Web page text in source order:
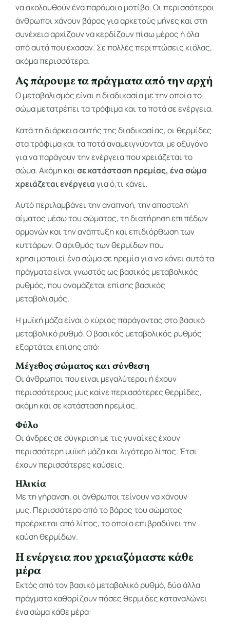
να ακολουθούν ένα παρόμοιο μοτίβο. Οι περισσότεροι
άνθρωποι χάνουν βάρος για αρκετούς μήνες και στη
συνέχεια αρχίζουν να κερδίζουν πίσω μέρος ή όλα
από αυτά που έχασαν. Σε πολλές περιπτώσεις κιόλας,
ακόμα περισσότερα.
Ας πάρουμε τα πράγματα από την αρχή
Ο μεταβολισμός είναι η διαδικασία με την οποία το
σώμα μετατρέπει τα τρόφιμα και τα ποτά σε ενέργεια.
Κατά τη διάρκεια αυτής της διαδικασίας, οι θερμίδες
στα τρόφιμα και τα ποτά αναμειγνύονται με οξυγόνο
για να παράγουν την ενέργεια που χρειάζεται το
σώμα. Ακόμη καισε κατάσταση ηρεμίας, ένα σώμα
χρειάζεται ενέργειαγια ό,τι κάνει.
Αυτό περιλαμβάνει την αναπνοή, την αποστολή
αίματος μέσω του σώματος, τη διατήρηση επιπέδων
ορμονών και την ανάπτυξη και επιδιόρθωση των
κυττάρων. Ο αριθμός των θερμίδων που
χρησιμοποιεί ένα σώμα σε ηρεμία για να κάνει αυτά τα
πράγματα είναι γνωστός ως βασικός μεταβολικός
ρυθμός, που ονομάζεται επίσης βασικός
μεταβολισμός.
Η μυϊκή μάζα είναι ο κύριος παράγοντας στο βασικό
μεταβολικό ρυθμό. Ο βασικός μεταβολικός ρυθμός
εξαρτάται επίσης από:
Μέγεθος σώματος και σύνθεση
Οι άνθρωποι που είναι μεγαλύτεροι ή έχουν
περισσότερους μυς καίνε περισσότερες θερμίδες,
ακόμη και σε κατάσταση ηρεμίας.
Φύλο
Οι άνδρες σε σύγκριση με τις γυναίκες έχουν
περισσότερη μυϊκή μάζα και λιγότερο λίπος. Έτσι
έχουν περισσότερες καύσεις.
Ηλικία
Με τη γήρανση, οι άνθρωποι τείνουν να χάνουν
μυς. Περισσότερο από το βάρος του σώματος
προέρχεται από λίπος, το οποίο επιβραδύνει την
καύση θερμίδων.
Η ενέργεια που χρειαζόμαστε κάθε
μέρα
Εκτός από τον βασικό μεταβολικό ρυθμό, δύο άλλα
πράγματα καθορίζουν πόσες θερμίδες καταναλώνει
ένα σώμα κάθε μέρα: